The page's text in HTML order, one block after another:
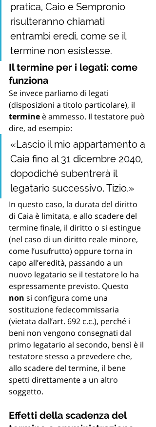
pratica, Caio e Sempronio
risulteranno chiamati
entrambi eredi, come se il
termine non esistesse.
Il termine per i legati: come
funziona
Se invece parliamo di legati
(disposizioni a titolo particolare), il
termine è ammesso. Il testatore può
dire, ad esempio:
«Lascio il mio appartamento a
Caia fino al 31 dicembre 2040,
dopodiché subentrerà il
legatario successivo, Tizio.»
In questo caso, la durata del diritto
di Caia è limitata, e allo scadere del
termine finale, il diritto o si estingue
(nel caso di un diritto reale minore,
come l’usufrutto) oppure torna in
capo all’eredità, passando a un
nuovo legatario se il testatore lo ha
espressamente previsto. Questo
non si configura come una
sostituzione fedecommissaria
(vietata dall’art. 692 c.c.), perché i
beni non vengono consegnati dal
primo legatario al secondo, bensì è il
testatore stesso a prevedere che,
allo scadere del termine, il bene
spetti direttamente a un altro
soggetto.
Effetti della scadenza del